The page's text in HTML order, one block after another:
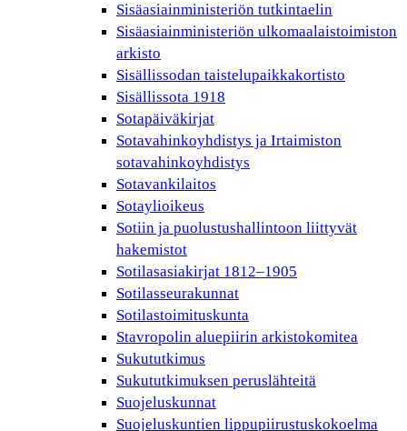
Sisäasiainministeriön tutkintaelin
Sisäasiainministeriön ulkomaalaistoimiston
arkisto
Sisällissodan taistelupaikkakortisto
Sisällissota 1918
Sotapäiväkirjat
Sotavahinkoyhdistys ja Irtaimiston
sotavahinkoyhdistys
Sotavankilaitos
Sotaylioikeus
Sotiin ja puolustushallintoon liittyvät
hakemistot
Sotilasasiakirjat 1812–1905
Sotilasseurakunnat
Sotilastoimituskunta
Stavropolin aluepiirin arkistokomitea
Sukututkimus
Sukututkimuksen peruslähteitä
Suojeluskunnat
Suojeluskuntien lippupiirustuskokoelma